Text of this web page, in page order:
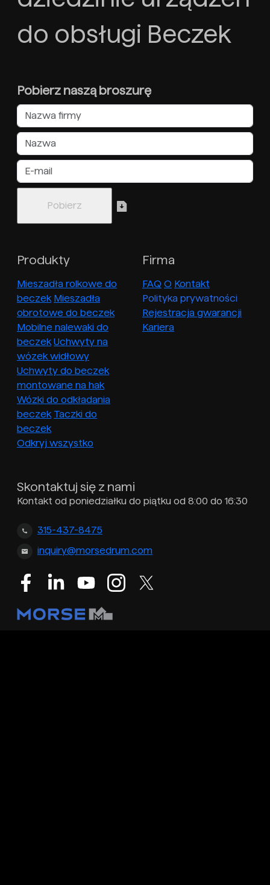
do obsługi Beczek
Pobierz naszą broszurę
Produkty
Mieszadła rolkowe do
beczek Mieszadła
obrotowe do beczek
Mobilne nalewaki do
beczek Uchwyty na
wózek widłowy
Uchwyty do beczek
montowane na hak
Wózki do odkładania
beczek Taczki do
beczek
Odkryj wszystko
Firma
FAQ O Kontakt
Polityka prywatności
Rejestracja gwarancji
Kariera
Skontaktuj się z nami
Kontakt od poniedziałku do piątku od 8:00 do 16:30
315-437-8475
inquiry@morsedrum.com